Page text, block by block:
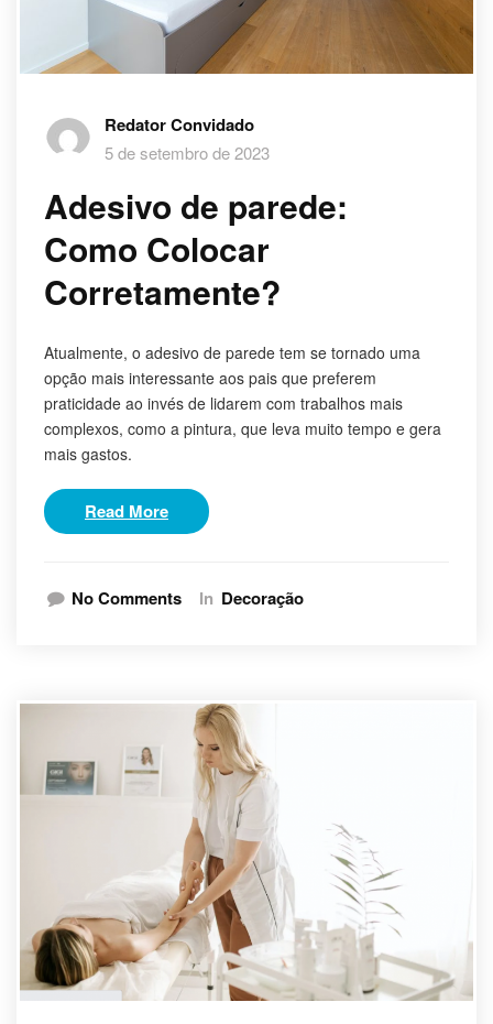
Redator Convidado
5 de setembro de 2023
Adesivo de parede:
Como Colocar
Corretamente?
Atualmente, o adesivo de parede tem se tornado uma
opção mais interessante aos pais que preferem
praticidade ao invés de lidarem com trabalhos mais
complexos, como a pintura, que leva muito tempo e gera
mais gastos.
Read More
No Comments In Decoração